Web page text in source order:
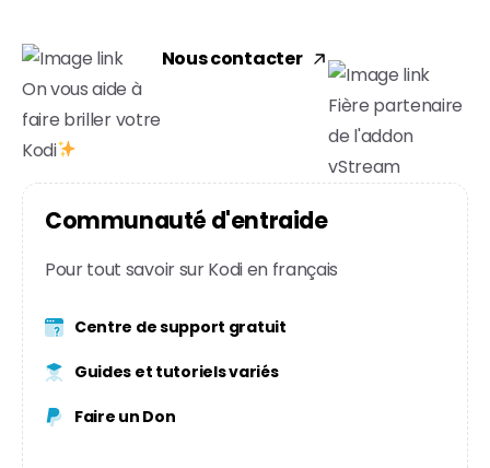
On vous aide à
faire briller votre
Kodi
Nous contacter
Fière partenaire
de l'addon
vStream
Communauté d'entraide
Pour tout savoir sur Kodi en français
Centre de support gratuit
Guides et tutoriels variés
Faire un Don